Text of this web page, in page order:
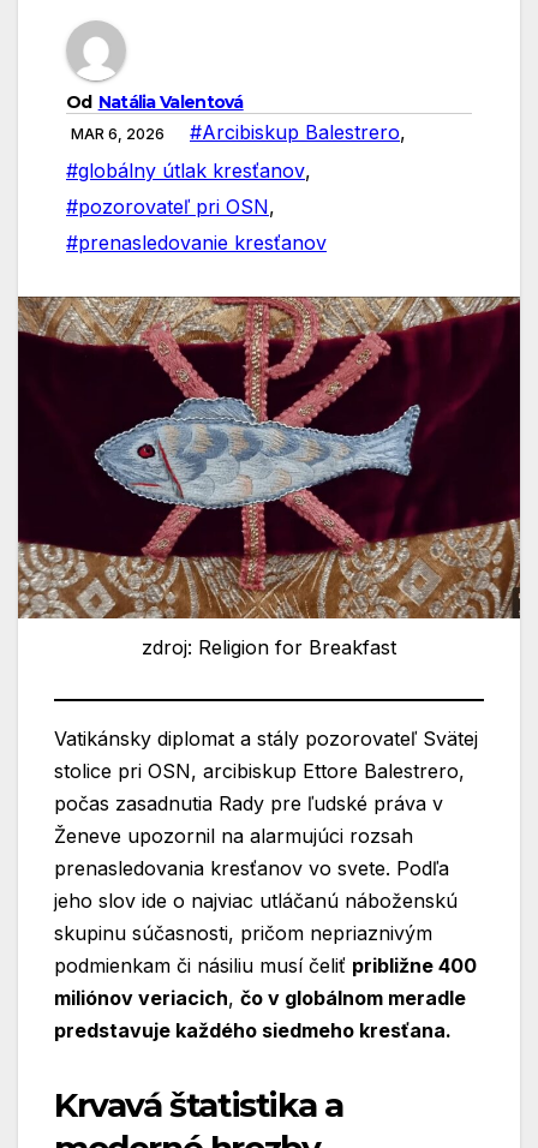
Od Natália Valentová
MAR 6, 2026 #Arcibiskup Balestrero,
#globálny útlak kresťanov,
#pozorovateľ pri OSN,
#prenasledovanie kresťanov
zdroj: Religion for Breakfast
Vatikánsky diplomat a stály pozorovateľ Svätej
stolice pri OSN, arcibiskup Ettore Balestrero,
počas zasadnutia Rady pre ľudské práva v
Ženeve upozornil na alarmujúci rozsah
prenasledovania kresťanov vo svete. Podľa
jeho slov ide o najviac utláčanú náboženskú
skupinu súčasnosti, pričom nepriaznivým
podmienkam či násiliu musí čeliť približne 400
miliónov veriacich, čo v globálnom meradle
predstavuje každého siedmeho kresťana.
Krvavá štatistika a